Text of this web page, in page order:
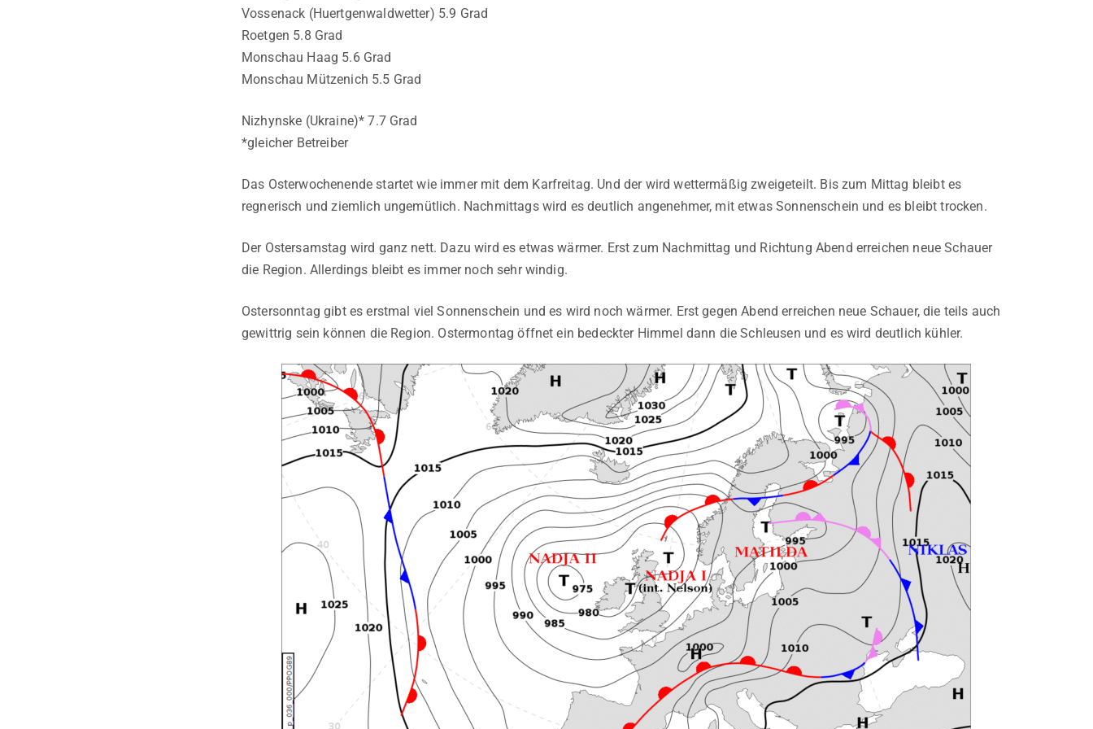
Vossenack (Huertgenwaldwetter) 5.9 Grad
Roetgen 5.8 Grad
Monschau Haag 5.6 Grad
Monschau Mützenich 5.5 Grad
Nizhynske (Ukraine)* 7.7 Grad
*gleicher Betreiber
Das Osterwochenende startet wie immer mit dem Karfreitag. Und der wird wettermäßig zweigeteilt. Bis zum Mittag bleibt es
regnerisch und ziemlich ungemütlich. Nachmittags wird es deutlich angenehmer, mit etwas Sonnenschein und es bleibt trocken.
Der Ostersamstag wird ganz nett. Dazu wird es etwas wärmer. Erst zum Nachmittag und Richtung Abend erreichen neue Schauer
die Region. Allerdings bleibt es immer noch sehr windig.
Ostersonntag gibt es erstmal viel Sonnenschein und es wird noch wärmer. Erst gegen Abend erreichen neue Schauer, die teils auch
gewittrig sein können die Region. Ostermontag öffnet ein bedeckter Himmel dann die Schleusen und es wird deutlich kühler.